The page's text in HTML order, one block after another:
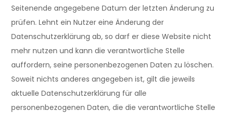
Seitenende angegebene Datum der letzten Änderung zu
prüfen. Lehnt ein Nutzer eine Änderung der
Datenschutzerklärung ab, so darf er diese Website nicht
mehr nutzen und kann die verantwortliche Stelle
auffordern, seine personenbezogenen Daten zu löschen.
Soweit nichts anderes angegeben ist, gilt die jeweils
aktuelle Datenschutzerklärung für alle
personenbezogenen Daten, die die verantwortliche Stelle